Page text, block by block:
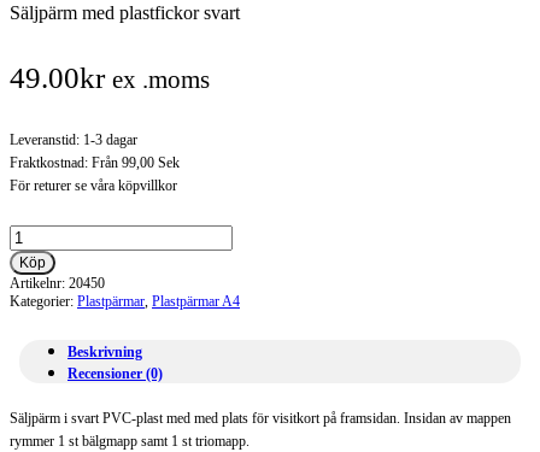
Säljpärm med plastfickor svart
49.00kr ex .moms
Leveranstid: 1-3 dagar
Fraktkostnad: Från 99,00 Sek
För returer se våra köpvillkor
Säljpärm
med
plastfickor
svart
Köp
Artikelnr: 20450
Kategorier: Plastpärmar, Plastpärmar A4
Beskrivning
Recensioner (0)
Säljpärm i svart PVC-plast med med plats för visitkort på framsidan. Insidan av mappen
rymmer 1 st bälgmapp samt 1 st triomapp.